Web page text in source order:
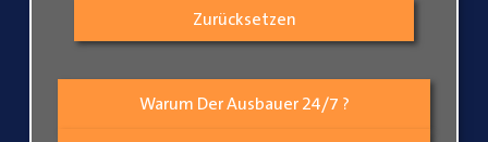
Warum Der Ausbauer 24/7 ?
Zurücksetzen